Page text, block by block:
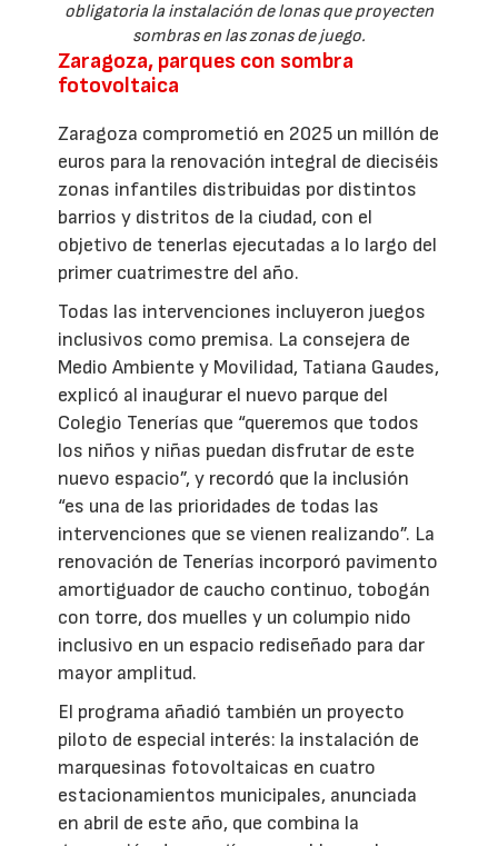
obligatoria la instalación de lonas que proyecten
sombras en las zonas de juego.
Zaragoza, parques con sombra
fotovoltaica
Zaragoza comprometió en 2025 un millón de
euros para la renovación integral de dieciséis
zonas infantiles distribuidas por distintos
barrios y distritos de la ciudad, con el
objetivo de tenerlas ejecutadas a lo largo del
primer cuatrimestre del año.
Todas las intervenciones incluyeron juegos
inclusivos como premisa. La consejera de
Medio Ambiente y Movilidad, Tatiana Gaudes,
explicó al inaugurar el nuevo parque del
Colegio Tenerías que “queremos que todos
los niños y niñas puedan disfrutar de este
nuevo espacio”, y recordó que la inclusión
“es una de las prioridades de todas las
intervenciones que se vienen realizando”. La
renovación de Tenerías incorporó pavimento
amortiguador de caucho continuo, tobogán
con torre, dos muelles y un columpio nido
inclusivo en un espacio rediseñado para dar
mayor amplitud.
El programa añadió también un proyecto
piloto de especial interés: la instalación de
marquesinas fotovoltaicas en cuatro
estacionamientos municipales, anunciada
en abril de este año, que combina la